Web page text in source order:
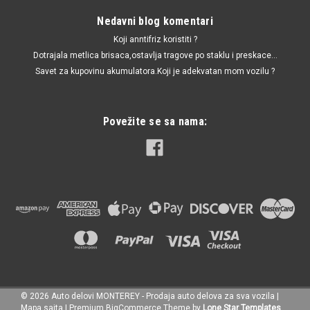
470.00 RSD
DODAJ U KORPU
UPOREDI
Nedavni blog komentari
Koji anntifriz koristiti ?
Dotrajala metlica brisaca,ostavlja tragove po staklu i preskace...
Savet za kupovinu akumulatora.Koji je adekvatan mom vozilu ?
Povežite se sa nama:
© 2026 Auto delovi MONTEREY - Prodaja auto delova za sva vozila |
Mapa sajta | Premium BigCommerce Theme by Lone Star Templates